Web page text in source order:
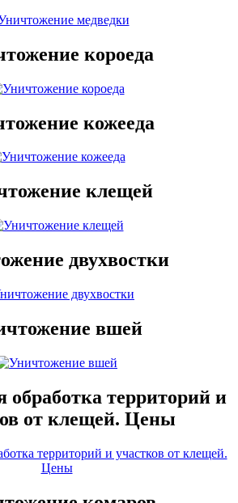
короеда
кожееда
клещей
двухвостки
вшей
обработка территорий и
от клещей. Цены